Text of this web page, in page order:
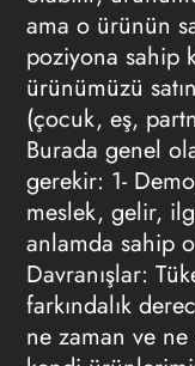
ama o ürünün
poziyona sahip
ürünümüzü
(çocuk, eş,
Burada genel
gerekir: 1-
meslek, gelir,
anlamda sahip
Davranışlar:
farkındalık
ne zaman ve